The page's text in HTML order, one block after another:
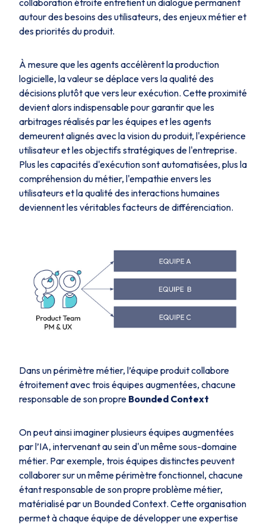
autour des besoins des utilisateurs, des enjeux métier et
des priorités du produit.
À mesure que les agents accélèrent la production
logicielle, la valeur se déplace vers la qualité des
décisions plutôt que vers leur exécution. Cette proximité
devient alors indispensable pour garantir que les
arbitrages réalisés par les équipes et les agents
demeurent alignés avec la vision du produit, l'expérience
utilisateur et les objectifs stratégiques de l'entreprise.
Plus les capacités d'exécution sont automatisées, plus la
compréhension du métier, l'empathie envers les
utilisateurs et la qualité des interactions humaines
deviennent les véritables facteurs de différenciation.
Dans un périmètre métier, l’équipe produit collabore
étroitement avec trois équipes augmentées, chacune
responsable de son propre Bounded Context
On peut ainsi imaginer plusieurs équipes augmentées
par l’IA, intervenant au sein d'un même sous-domaine
métier. Par exemple, trois équipes distinctes peuvent
collaborer sur un même périmètre fonctionnel, chacune
étant responsable de son propre problème métier,
matérialisé par un Bounded Context. Cette organisation
permet à chaque équipe de développer une expertise